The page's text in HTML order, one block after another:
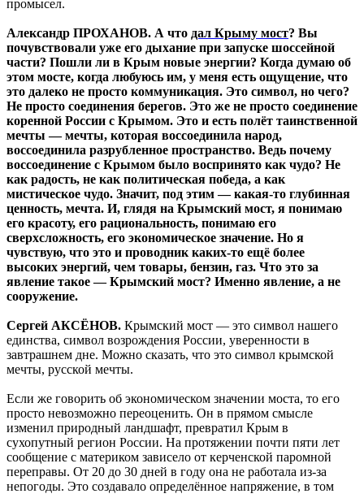
промысел.
Александр ПРОХАНОВ. А что дал Крыму мост? Вы
почувствовали уже его дыхание при запуске шоссейной
части? Пошли ли в Крым новые энергии? Когда думаю об
этом мосте, когда любуюсь им, у меня есть ощущение, что
это далеко не просто коммуникация. Это символ, но чего?
Не просто соединения берегов. Это же не просто соединение
коренной России с Крымом. Это и есть полёт таинственной
мечты — мечты, которая воссоединила народ,
воссоединила разрубленное пространство. Ведь почему
воссоединение с Крымом было воспринято как чудо? Не
как радость, не как политическая победа, а как
мистическое чудо. Значит, под этим — какая-то глубинная
ценность, мечта. И, глядя на Крымский мост, я понимаю
его красоту, его рациональность, понимаю его
сверхсложность, его экономическое значение. Но я
чувствую, что это и проводник каких-то ещё более
высоких энергий, чем товары, бензин, газ. Что это за
явление такое — Крымский мост? Именно явление, а не
сооружение.
Сергей АКСЁНОВ. Крымский мост — это символ нашего
единства, символ возрождения России, уверенности в
завтрашнем дне. Можно сказать, что это символ крымской
мечты, русской мечты.
Если же говорить об экономическом значении моста, то его
просто невозможно переоценить. Он в прямом смысле
изменил природный ландшафт, превратил Крым в
сухопутный регион России. На протяжении почти пяти лет
сообщение с материком зависело от керченской паромной
переправы. От 20 до 30 дней в году она не работала из-за
непогоды. Это создавало определённое напряжение, в том